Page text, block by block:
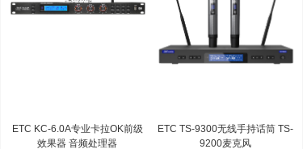
ETC KC-6.0A专业卡拉OK前级
效果器 音频处理器
ETC TS-9300无线手持话筒 TS-
9200麦克风